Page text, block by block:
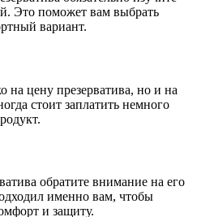
Это поможет вам выбрать
вариант.
на цену презерватива, но и на
стоит заплатить немного
обратите внимание на его
именно вам, чтобы
и защиту.